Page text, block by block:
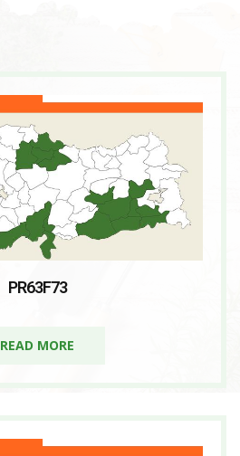
PR63F73
READ MORE